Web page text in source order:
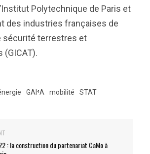
Polytechnique de Paris et
des industries françaises de
sécurité terrestres et
(GICAT).
GAI⁴A mobilité STAT
: la construction du partenariat CaMo à